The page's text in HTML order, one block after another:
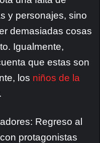
y personajes, sino
demasiadas cosas
Igualmente,
que estas son
los niños de la
Regreso al
protagonistas